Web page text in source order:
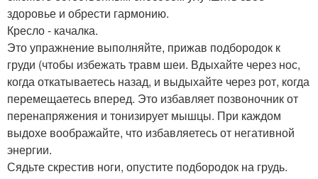
здоровье и обрести гармонию.
Кресло - качалка.
Это упражнение выполняйте, прижав подбородок к
груди (чтобы избежать травм шеи. Вдыхайте через нос,
когда откатываетесь назад, и выдыхайте через рот, когда
перемещаетесь вперед. Это избавляет позвоночник от
перенапряжения и тонизирует мышцы. При каждом
выдохе воображайте, что избавляетесь от негативной
энергии.
Сядьте скрестив ноги, опустите подбородок на грудь.